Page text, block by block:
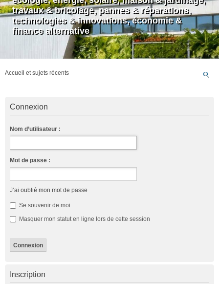
travaux & bricolage, pannes & réparations,
technologies & innovations, économie &
finance alternative
Accueil et sujets récents
Connexion
Nom d’utilisateur :
Mot de passe :
J’ai oublié mon mot de passe
Se souvenir de moi
Masquer mon statut en ligne lors de cette session
Inscription